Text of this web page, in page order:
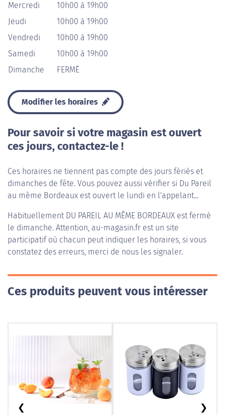
Mercredi
10h00 à 19h00
Jeudi
10h00 à 19h00
Vendredi
10h00 à 19h00
Samedi
10h00 à 19h00
Dimanche
FERMÉ
Modifier les horaires
Pour savoir si votre magasin est ouvert
ces jours, contactez-le !
Ces horaires ne tiennent pas compte des jours fériés et
dimanches de fête. Vous pouvez aussi vérifier si Du Pareil
au même Bordeaux est ouvert le lundi en l'appelant...
Habituellement DU PAREIL AU MÊME BORDEAUX est fermé
le dimanche. Attention, au-magasin.fr est un site
participatif où chacun peut indiquer les horaires, si vous
constatez des erreurs, merci de nous les signaler.
Ces produits peuvent vous intéresser
❮ ❯